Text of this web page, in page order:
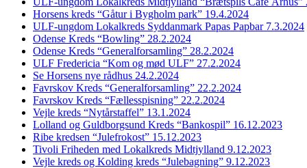
Horsens kreds “Gåtur i Bygholm park” 19.4.2024
ULF-ungdom Lokalkreds Syddanmark Papas Papbar 7.3.2024
Odense Kreds “Bowling” 28.2.2024
Odense Kreds “Generalforsamling” 28.2.2024
ULF Fredericia “Kom og mød ULF” 27.2.2024
Se Horsens nye rådhus 24.2.2024
Favrskov Kreds “Generalforsamling” 22.2.2024
Favrskov Kreds “Fællesspisning” 22.2.2024
Vejle kreds “Nytårstaffel” 13.1.2024
Lolland og Guldborgsund Kreds “Bankospil” 16.12.2023
Ribe kredsen “Julefrokost” 15.12.2023
Tivoli Friheden med Lokalkreds Midtjylland 9.12.2023
Vejle kreds og Kolding kreds “Julebagning” 9.12.2023